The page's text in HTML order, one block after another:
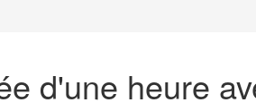
d'une heure